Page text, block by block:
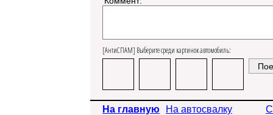
[АнтиСПАМ] Выберите среди картинок автомобиль:
На главную На автосвалку